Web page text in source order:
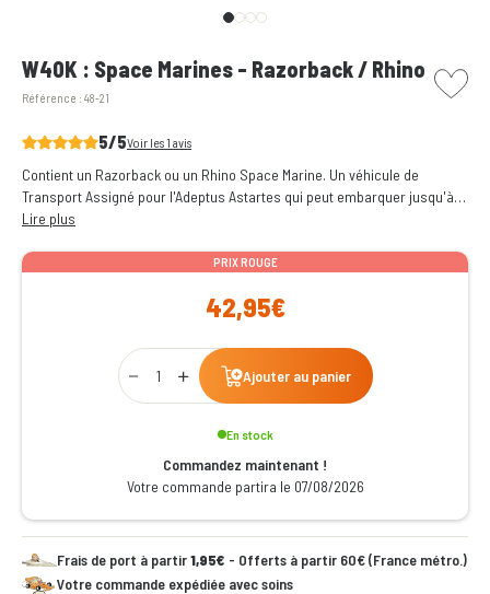
W40K : Space Marines - Razorback / Rhino
Référence : 48-21
picto
5/5Voir les 1 avis
Contient un Razorback ou un Rhino Space Marine. Un véhicule de
Transport Assigné pour l'Adeptus Astartes qui peut embarquer jusqu'à
10 Space Marines.
Lire plus
PRIX ROUGE
42,95€
Qty
Ajouter au panier
En stock
Commandez maintenant !
Votre commande partira le 07/08/2026
Frais de port à partir1,95€ - Offerts à partir 60€ (France métro.)
Votre commande expédiée avec soins